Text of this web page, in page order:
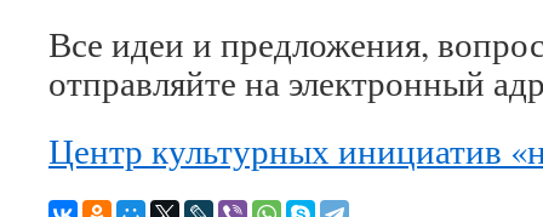
Все идеи и предложения,
отправляйте на электронный
Центр культурных инициатив